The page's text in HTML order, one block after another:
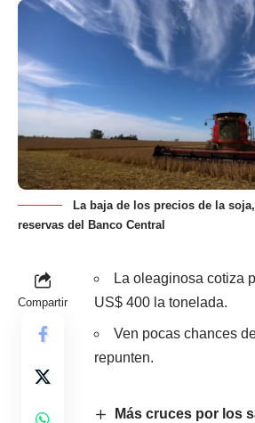
La baja de los precios de la
reservas del Banco Central
Compartir
La oleaginosa cotiza
US$ 400 la tonelada.
Ven pocas chances
repunten.
Más cruces por los